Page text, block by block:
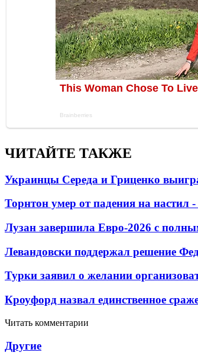
ЧИТАЙТЕ ТАКЖЕ
Украинцы Середа и Гриценко
Торнтон умер от падения на настил
Лузан завершила Евро-2026 с
Левандовски поддержал решение
Турки заявил о желании
Кроуфорд назвал единственное
Читать комментарии
Другие